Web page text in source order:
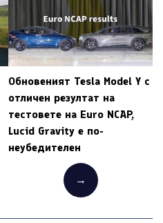
Обновеният Tesla Model Y с
отличен резултат на
тестовете на Euro NCAP,
Lucid Gravity е по-
неубедителен
→